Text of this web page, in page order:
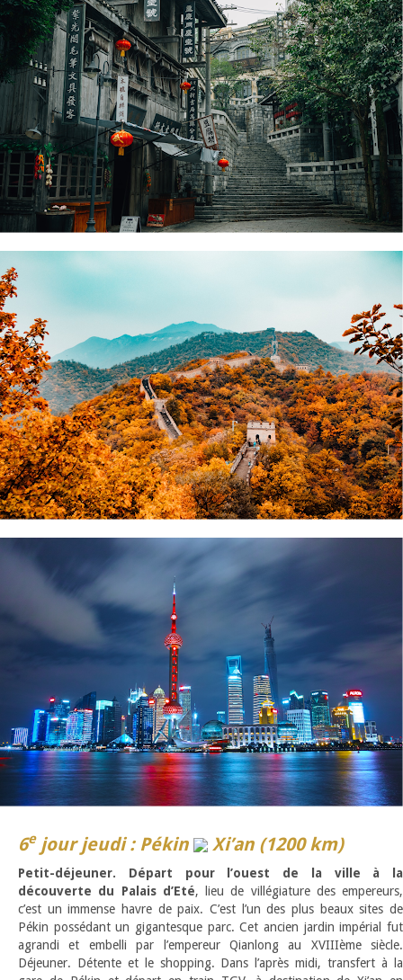
6ejour jeudi : Pékin Xi’an (1200 km)
Petit-déjeuner. Départ pour l’ouest de la ville à la
découverte du Palais d’Eté, lieu de villégiature des empereurs,
c’est un immense havre de paix. C’est l’un des plus beaux sites de
Pékin possédant un gigantesque parc. Cet ancien jardin impérial fut
agrandi et embelli par l’empereur Qianlong au XVIIIème siècle.
Déjeuner. Détente et le shopping. Dans l’après midi, transfert à la